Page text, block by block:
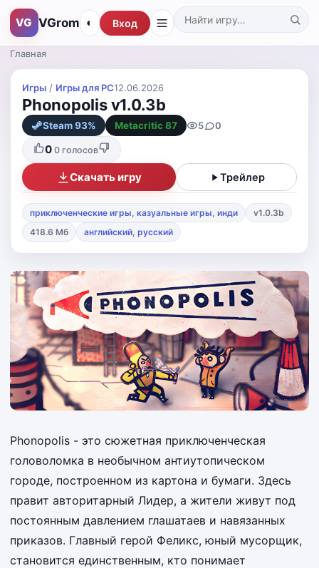
VG VGrom Поиск по каталогу
◐ Вход
Главная
Игры / Игры для PС12.06.2026
Phonopolis v1.0.3b
Steam 93% Metacritic 87 5 0
0 0 голосов
Скачать игру Трейлер
приключенческие игры, казуальные игры, инди
v1.0.3b
418.6 Мб
английский, русский
Phonopolis - это сюжетная приключенческая
головоломка в необычном антиутопическом
городе, построенном из картона и бумаги. Здесь
правит авторитарный Лидер, а жители живут под
постоянным давлением глашатаев и навязанных
приказов. Главный герой Феликс, юный мусорщик,
становится единственным, кто понимает